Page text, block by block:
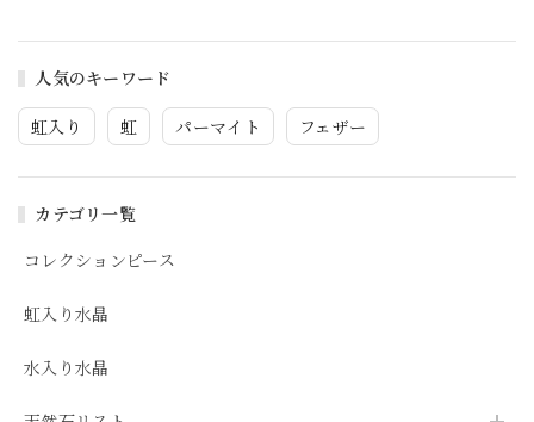
人気のキーワード
虹入り 虹 パーマイト フェザー
カテゴリ一覧
コレクションピース
虹入り水晶
水入り水晶